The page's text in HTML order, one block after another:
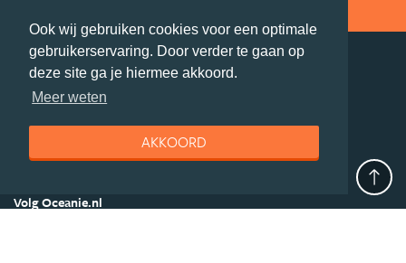
Ook wij gebruiken cookies voor een optimale
gebruikerservaring. Door verder te gaan op
deze site ga je hiermee akkoord.
Meer weten
AKKOORD
deel deze pagina
Handige Links
Algemene Voorwaarden
Copyright
Privacy statement Disclaimer
Cookies
Volg Oceanie.nl